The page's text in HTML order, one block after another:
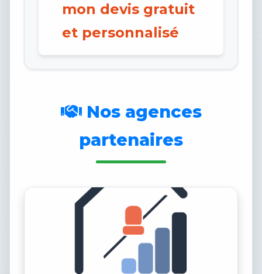
mon devis gratuit
et personnalisé
Nos agences
partenaires